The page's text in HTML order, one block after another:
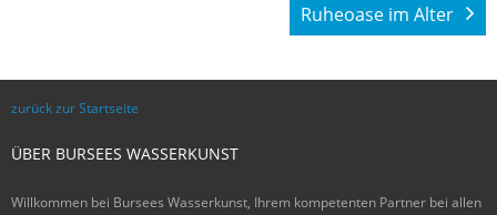
Ruheoase im Alter
zurück zur Startseite
ÜBER BURSEES WASSERKUNST
Willkommen bei Bursees Wasserkunst, Ihrem kompetenten Partner bei allen